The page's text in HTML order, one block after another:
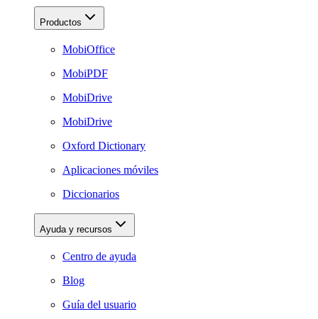
Productos
MobiOffice
MobiPDF
MobiDrive
MobiDrive
Oxford Dictionary
Aplicaciones móviles
Diccionarios
Ayuda y recursos
Centro de ayuda
Blog
Guía del usuario